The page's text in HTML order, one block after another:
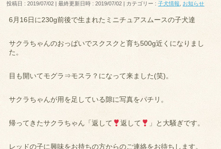
投稿日 : 2019/07/02 最終更新日時 : 2019/07/02 カテゴリー :子犬情報 お知らせ
6月16日に230g前後で生まれたミニチュアスムースの子犬達
サクラちゃんのおっぱいでスクスクと育ち500g近くになりまし
た。
目も開いてモグラ⇒モスラ？になって来ました(笑)。
サクラちゃんが用を足している隙に写真をパチリ。
帰ってきたサクラちゃん「返して 返して 」と大騒ぎです。
レッドの子に興味をお持ちの方からのご連絡をお待ちします。